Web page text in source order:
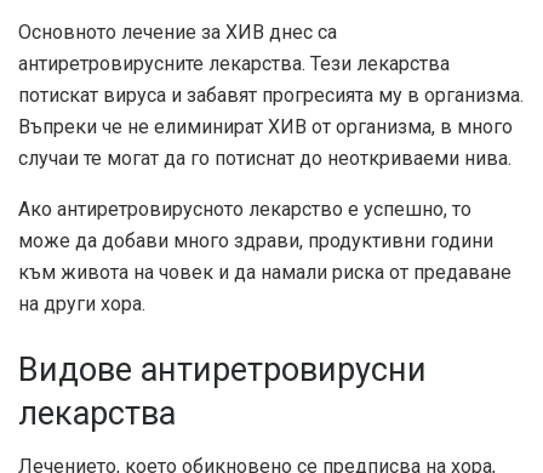
Основното лечение за ХИВ днес са
антиретровирусните лекарства. Тези лекарства
потискат вируса и забавят прогресията му в организма.
Въпреки че не елиминират ХИВ от организма, в много
случаи те могат да го потиснат до неоткриваеми нива.
Ако антиретровирусното лекарство е успешно, то
може да добави много здрави, продуктивни години
към живота на човек и да намали риска от предаване
на други хора.
Видове антиретровирусни
лекарства
Лечението, което обикновено се предписва на хора,